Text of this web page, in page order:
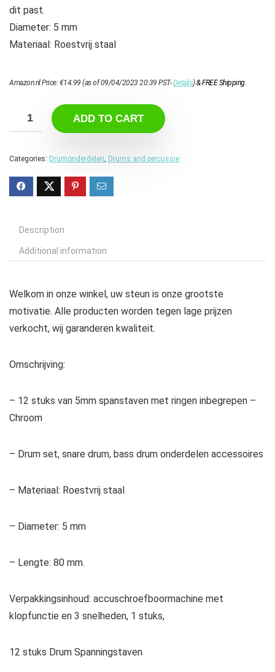
dit past.
Diameter: 5 mm
Materiaal: Roestvrij staal
Amazon.nl Price:€14.99 (as of 09/04/2023 20:39 PST-Details)&FREE Shipping.
ADD TO CART
Categories: Drumonderdelen, Drums and percussie
Description
Additional information
Welkom in onze winkel, uw steun is onze grootste
motivatie. Alle producten worden tegen lage prijzen
verkocht, wij garanderen kwaliteit.
Omschrijving:
– 12 stuks van 5mm spanstaven met ringen inbegrepen –
Chroom
– Drum set, snare drum, bass drum onderdelen accessoires
– Materiaal: Roestvrij staal
– Diameter: 5 mm
– Lengte: 80 mm.
Verpakkingsinhoud: accuschroefboormachine met
klopfunctie en 3 snelheden, 1 stuks,
12 stuks Drum Spanningstaven